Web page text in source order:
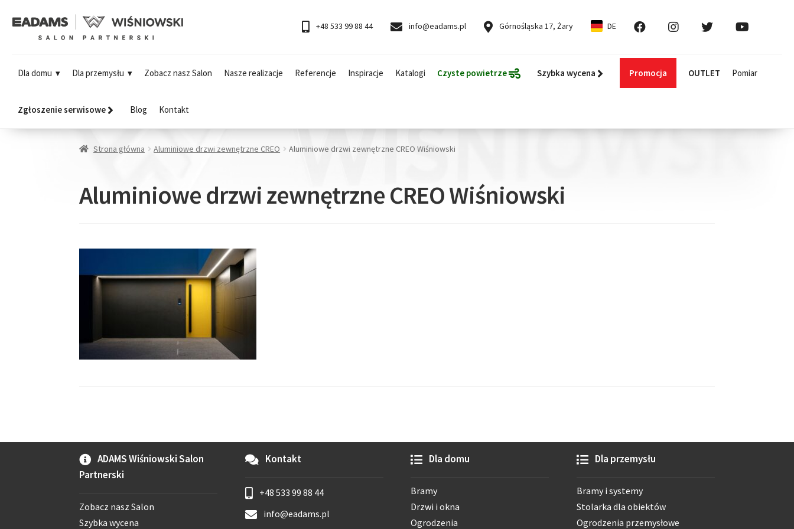
+48 533 99 88 44 info@eadams.pl Górnośląska 17, Żary DE
Dla domu Dla przemysłu Zobacz nasz Salon Nasze realizacje Referencje Inspiracje Katalogi Czyste powietrze Szybka wycena Promocja OUTLET Pomiar
Zgłoszenie serwisowe Blog Kontakt
Strona główna Aluminiowe drzwi zewnętrzne CREO Aluminiowe drzwi zewnętrzne CREO Wiśniowski
Aluminiowe drzwi zewnętrzne CREO Wiśniowski
ADAMS Wiśniowski Salon
Partnerski
Zobacz nasz Salon
Szybka wycena
Kontakt
+48 533 99 88 44
info@eadams.pl
Dla domu
Bramy
Drzwi i okna
Ogrodzenia
Dla przemysłu
Bramy i systemy
Stolarka dla obiektów
Ogrodzenia przemysłowe